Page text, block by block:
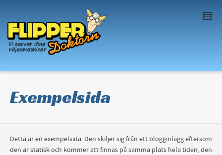
product
. Show
me thecolour
Exempelsida
Detta är en exempelsida. Den skiljer sig från ett blogginlägg eftersom
den är statisk och kommer att finnas på samma plats hela tiden, den